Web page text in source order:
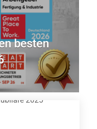
besten